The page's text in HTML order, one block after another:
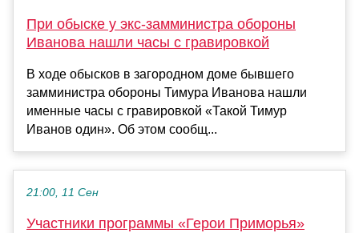
При обыске у экс-замминистра обороны
Иванова нашли часы с гравировкой
В ходе обысков в загородном доме бывшего
замминистра обороны Тимура Иванова нашли
именные часы с гравировкой «Такой Тимур
Иванов один». Об этом сообщ...
21:00, 11 Сен
Участники программы «Герои Приморья»